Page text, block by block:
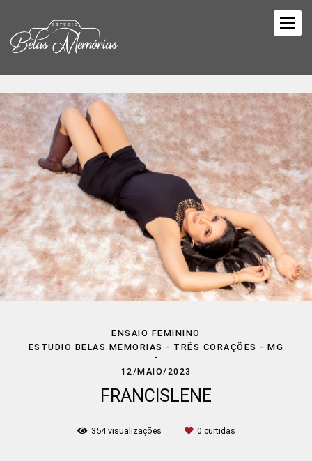
ENSAIO FEMININO
ESTUDIO BELAS MEMORIAS - TRÊS CORAÇÕES - MG
12/MAIO/2023
FRANCISLENE
354visualizações 0 curtidas